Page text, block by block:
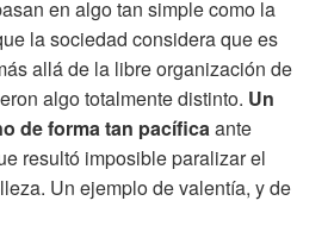
en algo tan simple como la
la sociedad considera que es
allá de la libre organización de
algo totalmente distinto. Un
de forma tan pacíficaante
resultó imposible paralizar el
Un ejemplo de valentía, y de